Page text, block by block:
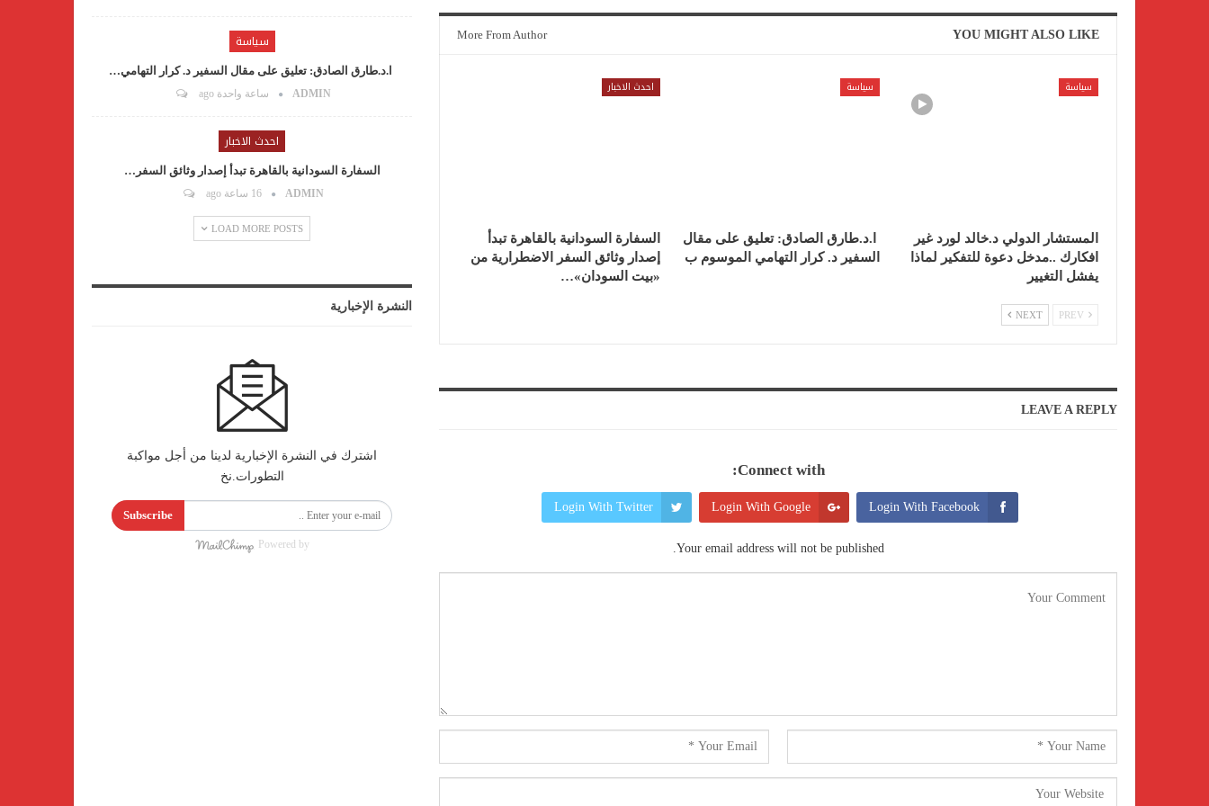
YOU MIGHT ALSO LIKE
More From Author
سياسة
المستشار الدولي د.خالد لورد غير
افكارك ..مدخل دعوة للتفكير لماذا
يفشل التغيير
سياسة
ا.د.طارق الصادق: تعليق على مقال
السفير د. كرار التهامي الموسوم ب
احدث الاخبار
السفارة السودانية بالقاهرة تبدأ
إصدار وثائق السفر الاضطرارية من
«بيت السودان»…
NEXT
LEAVE A REPLY
Connect with:
Login With Facebook
Login With Google
Login With Twitter
Your email address will not be published.
سياسة
ا.د.طارق الصادق: تعليق على مقال السفير د. كرار التهامي…
ADMIN ساعة واحدة ago
احدث الاخبار
السفارة السودانية بالقاهرة تبدأ إصدار وثائق السفر…
ADMIN 16 ساعة ago
LOAD MORE POSTS
النشرة الإخبارية
اشترك في النشرة الإخبارية لدينا من أجل مواكبة
التطورات.نخ
Subscribe
Powered by